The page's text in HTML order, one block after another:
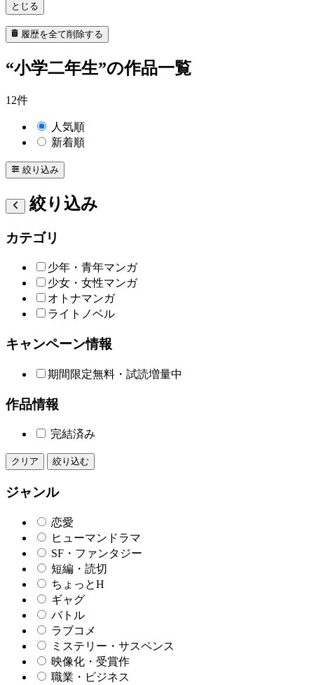
とじる
履歴を全て削除する
“小学二年生”の作品一覧
12件
人気順
新着順
絞り込み
絞り込み
カテゴリ
少年・青年マンガ
少女・女性マンガ
オトナマンガ
ライトノベル
キャンペーン情報
期間限定無料・試読増量中
作品情報
完結済み
クリア 絞り込む
ジャンル
恋愛
ヒューマンドラマ
SF・ファンタジー
短編・読切
ちょっとH
ギャグ
バトル
ラブコメ
ミステリー・サスペンス
映像化・受賞作
職業・ビジネス